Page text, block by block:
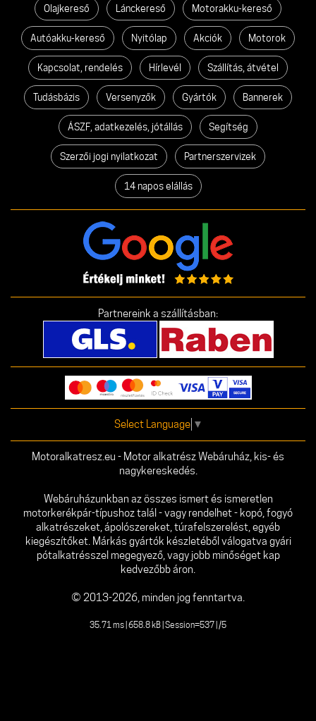
Olajkereső Lánckereső Motorakku-kereső
Autóakku-kereső Nyitólap Akciók Motorok
Kapcsolat, rendelés Hírlevél Szállítás, átvétel
Tudásbázis Versenyzők Gyártók Bannerek
ÁSZF, adatkezelés, jótállás Segítség
Szerzői jogi nyilatkozat Partnerszervizek
14 napos elállás
Partnereink a szállításban:
Select Language ▼
Motoralkatresz.eu - Motor alkatrész Webáruház, kis- és
nagykereskedés.
Webáruházunkban az összes ismert és ismeretlen
motorkerékpár-típushoz talál - vagy rendelhet - kopó, fogyó
alkatrészeket, ápolószereket, túrafelszerelést, egyéb
kiegészítőket. Márkás gyártók készletéből válogatva gyári
pótalkatrésszel megegyező, vagy jobb minőséget kap
kedvezőbb áron.
© 2013-2026, minden jog fenntartva.
35.71 ms | 658.8 kB | Session=537 | /5